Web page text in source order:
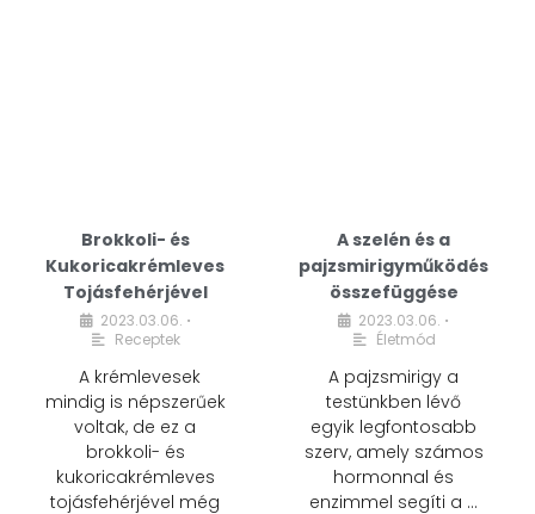
Brokkoli- és
Kukoricakrémleves
Tojásfehérjével
2023.03.06. •
Receptek
A krémlevesek
mindig is népszerűek
voltak, de ez a
brokkoli- és
kukoricakrémleves
tojásfehérjével még
A szelén és a
pajzsmirigyműködés
összefüggése
2023.03.06. •
Életmód
A pajzsmirigy a
testünkben lévő
egyik legfontosabb
szerv, amely számos
hormonnal és
enzimmel segíti a …